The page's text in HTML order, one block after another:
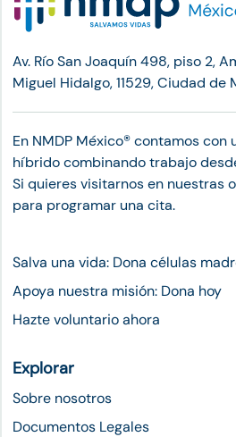
Av. Río San Joaquín 498, piso 2,
Miguel Hidalgo, 11529, Ciudad de
En NMDP México®︎ contamos
híbrido combinando trabajo
Si quieres visitarnos en nuestras
para programar una cita.
Salva una vida: Dona células
Apoya nuestra misión: Dona hoy
Hazte voluntario ahora
Explorar
Sobre nosotros
Documentos Legales